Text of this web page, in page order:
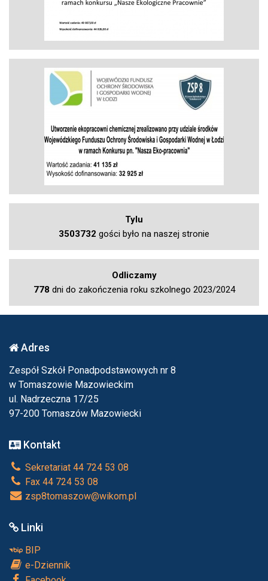
Tylu
3503732 gości było na naszej stronie
Odliczamy
778 dni do zakończenia roku szkolnego 2023/2024
Adres
Zespół Szkół Ponadpodstawowych nr 8
w Tomaszowie Mazowieckim
ul. Nadrzeczna 17/25
97-200 Tomaszów Mazowiecki
Kontakt
Sekretariat 44 724 53 08
Fax 44 724 53 08
zsp8tomaszow@wikom.pl
Linki
BIP
e-Dziennik